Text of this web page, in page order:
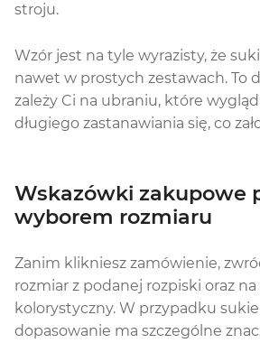
stroju.
Wzór jest na tyle wyrazisty, że
nawet w prostych zestawach. To
zależy Ci na ubraniu, które
długiego zastanawiania się, co
Wskazówki zakupowe
wyborem rozmiaru
Zanim klikniesz zamówienie,
rozmiar z podanej rozpiski oraz
kolorystyczny. W przypadku
dopasowanie ma szczególne